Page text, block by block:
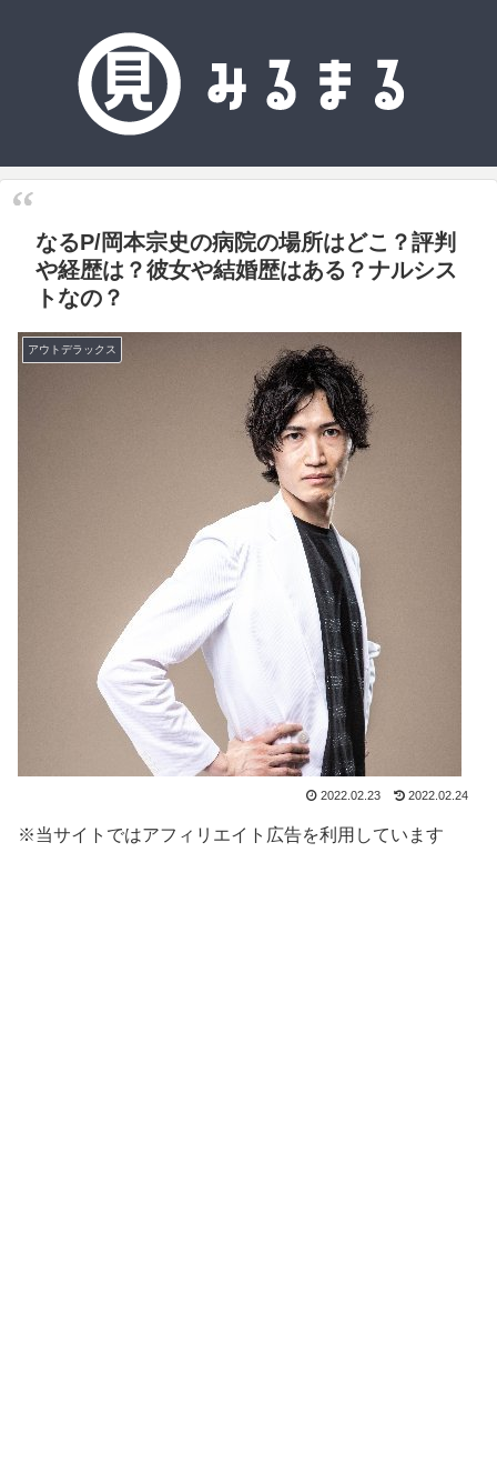
なるP/岡本宗史の病院の場所はどこ？評判
や経歴は？彼女や結婚歴はある？ナルシス
トなの？
アウトデラックス
2022.02.23 2022.02.24
※当サイトではアフィリエイト広告を利用しています